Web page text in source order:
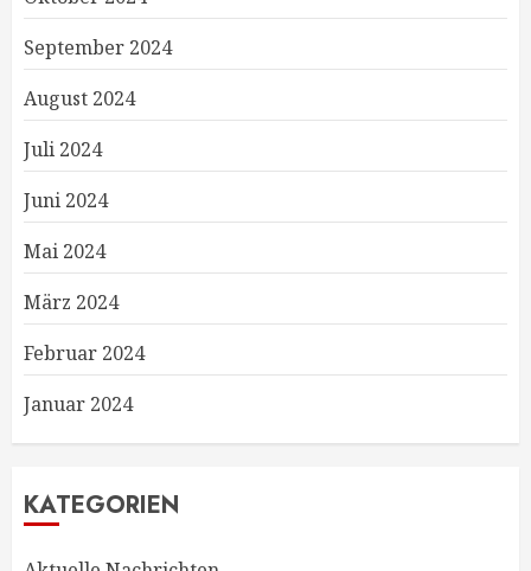
September 2024
August 2024
Juli 2024
Juni 2024
Mai 2024
März 2024
Februar 2024
Januar 2024
KATEGORIEN